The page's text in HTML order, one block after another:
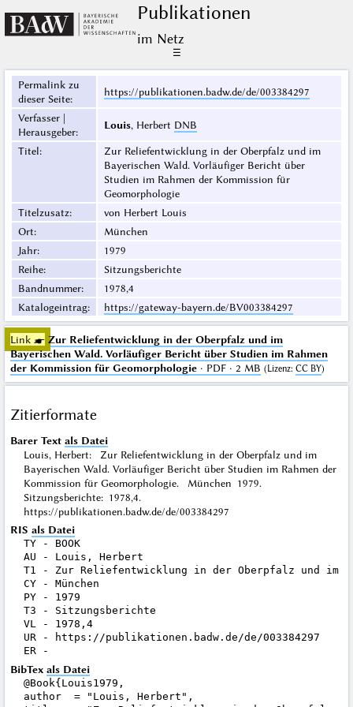
Publikationen
im Netz
☰
Permalink zu
dieser Seite:
https://publikationen.badw.de/de/003384297
Verfasser |
Herausgeber:
Louis, Herbert DNB
Titel:
Zur Reliefentwicklung in der Oberpfalz und im
Bayerischen Wald. Vorläufiger Bericht über
Studien im Rahmen der Kommission für
Geomorphologie
Titelzusatz:
von Herbert Louis
Ort:
München
Jahr:
1979
Reihe:
Sitzungsberichte
Bandnummer:
1978,4
Katalogeintrag: https://gateway-bayern.de/BV003384297
Link ☛ Zur Reliefentwicklung in der Oberpfalz und im
Bayerischen Wald. Vorläufiger Bericht über Studien im Rahmen
der Kommission für Geomorphologie· PDF · 2 MB (Lizenz: CC BY)
Zitierformate
Barer Text als Datei
Louis, Herbert: Zur Reliefentwicklung in der Oberpfalz und im
Bayerischen Wald. Vorläufiger Bericht über Studien im Rahmen der
Kommission für Geomorphologie. München 1979.
Sitzungsberichte: 1978,4.
https://publikationen.badw.de/de/003384297
RIS als Datei
TY - BOOK
AU - Louis, Herbert
T1 - Zur Reliefentwicklung in der Oberpfalz und im
CY - München
PY - 1979
T3 - Sitzungsberichte
VL - 1978,4
UR - https://publikationen.badw.de/de/003384297
BibTex als Datei
@Book{Louis1979,
author  = "Louis, Herbert",